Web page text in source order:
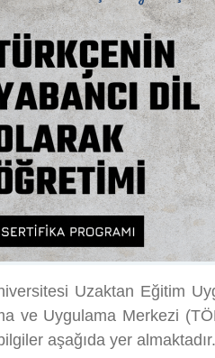
Uzaktan Eğitim
ve Uygulama Merkezi
aşağıda yer almaktadır.